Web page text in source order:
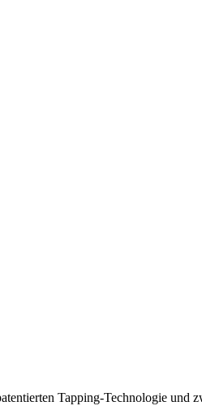
Tapping-Technologie